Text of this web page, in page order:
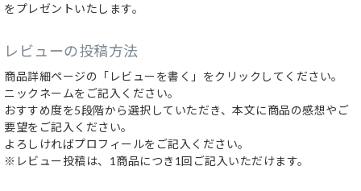
をプレゼントいたします。
レビューの投稿方法
商品詳細ページの「レビューを書く」をクリックしてください。
ニックネームをご記入ください。
おすすめ度を5段階から選択していただき、本文に商品の感想やご
要望をご記入ください。
よろしければプロフィールをご記入ください。
※レビュー投稿は、1商品につき1回ご記入いただけます。